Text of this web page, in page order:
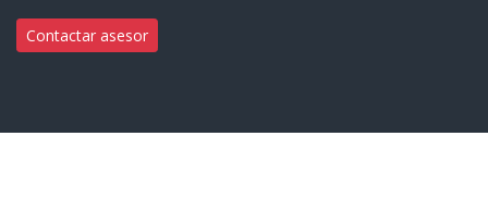
Contactar asesor